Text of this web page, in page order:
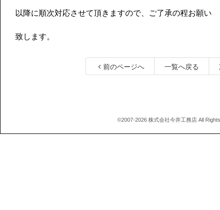
以降に順次対応させて頂きますので、ご了承の程お願い
致します。
前のページへ 一覧へ戻る
©2007-2026 株式会社今井工務店 All